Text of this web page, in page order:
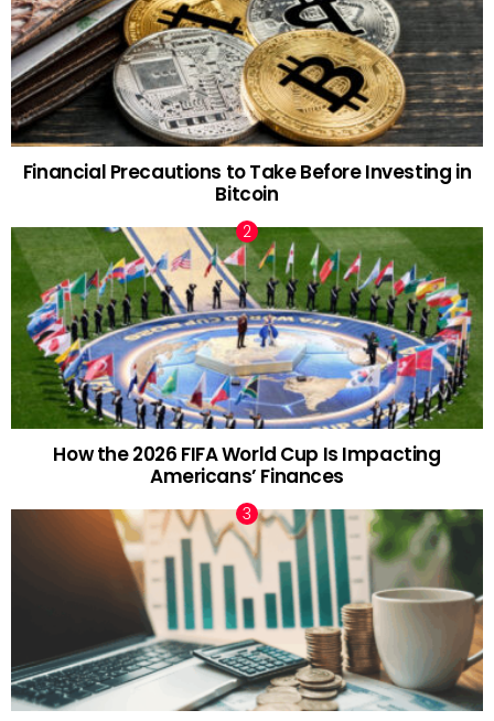
Financial Precautions to Take Before Investing in
Bitcoin
How the 2026 FIFA World Cup Is Impacting
Americans’ Finances